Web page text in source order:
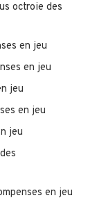
octroie des
en jeu
en jeu
jeu
en jeu
jeu
en jeu